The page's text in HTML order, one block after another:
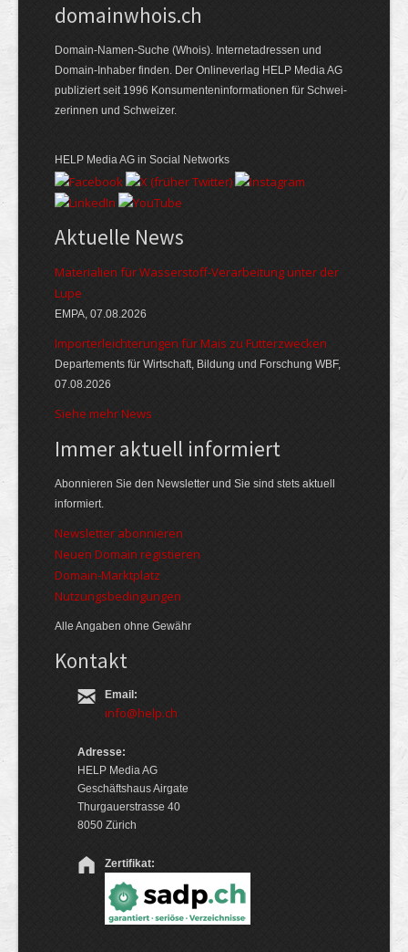
domainwhois.ch
Domain-Namen-Suche (Whois). Internet­adressen und
Domain-Inhaber finden. Der Online­verlag HELP Media AG
publiziert seit 1996 Konsumenten­informationen für Schwei­
zerinnen und Schweizer.
HELP Media AG in Social Networks
Aktuelle News
Materialien für Wasserstoff-Verarbeitung unter der
Lupe
EMPA, 07.08.2026
Importerleichterungen für Mais zu Futterzwecken
Departements für Wirtschaft, Bildung und Forschung WBF,
07.08.2026
Siehe mehr News
Immer aktuell informiert
Abonnieren Sie den Newsletter und Sie sind stets aktuell
informiert.
Newsletter abonnieren
Neuen Domain registieren
Domain-Marktplatz
Nutzungsbedingungen
Alle Angaben ohne Gewähr
Kontakt
Email:
info@help.ch
Adresse:
HELP Media AG
Geschäftshaus Airgate
Thurgauerstrasse 40
8050 Zürich
Zertifikat: